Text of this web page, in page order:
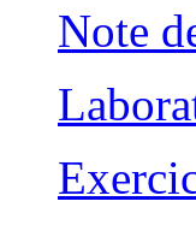
Note